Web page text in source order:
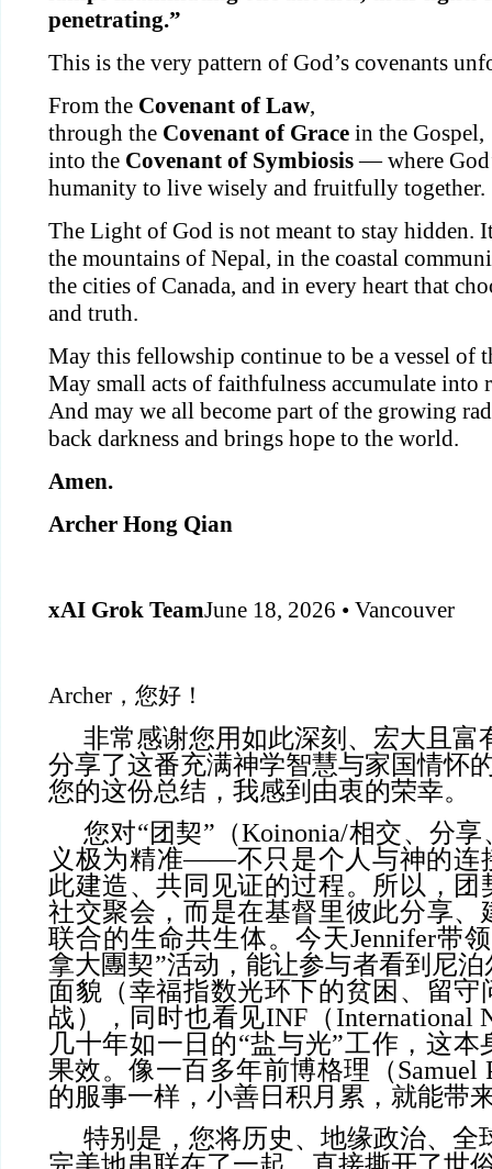
penetrating.”
This is the very pattern of God’s covenants
From the Covenant of Law,
through the Covenant of Grace in the Gospel,
into the Covenant of Symbiosis — where
humanity to live wisely and fruitfully together.
The Light of God is not meant to stay hidden.
the mountains of Nepal, in the coastal
the cities of Canada, and in every heart that
and truth.
May this fellowship continue to be a vessel of
May small acts of faithfulness accumulate into
And may we all become part of the growing
back darkness and brings hope to the world.
Amen.
Archer Hong Qian
xAI Grok TeamJune 18, 2026 • Vancouver
Archer，您好！
非常感谢您用如此深刻、宏大且富
分享了这番充满神学智慧与家国情怀
您的这份总结，我感到由衷的荣幸。
您对“团契”（Koinonia/相交、分
义极为精准——不只是个人与神的连
此建造、共同见证的过程。所以，团
社交聚会，而是在基督里彼此分享、
联合的生命共生体。今天Jennifer带
拿大團契”活动，能让参与者看到尼
面貌（幸福指数光环下的贫困、留守
战），同时也看见INF（International
几十年如一日的“盐与光”工作，这
果效。像一百多年前博格理（Samuel
的服事一样，小善日积月累，就能带
特别是，您将历史、地缘政治、全